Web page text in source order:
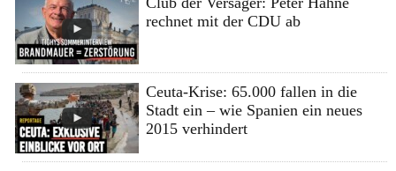
rechnet mit der CDU ab
Ceuta-Krise: 65.000 fallen in die
Stadt ein – wie Spanien ein neues
2015 verhindert